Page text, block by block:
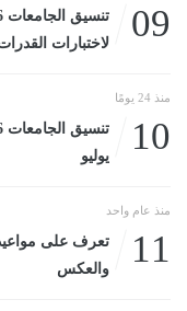
09
لاختبارات
منذ 24 يومًا
10
يوليو
منذ عام واحد
11
تعرف على
والعكس